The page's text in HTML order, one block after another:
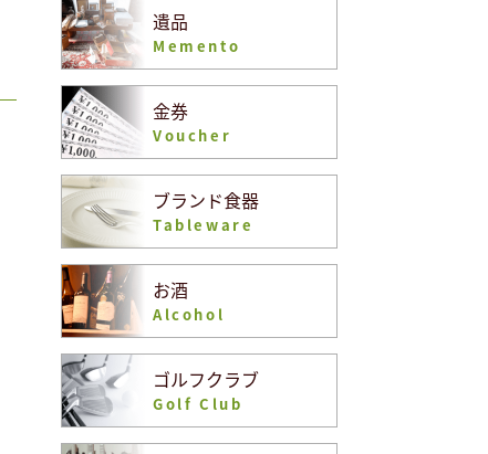
遺品
Memento
金券
Voucher
ブランド食器
Tableware
お酒
Alcohol
ゴルフクラブ
Golf Club